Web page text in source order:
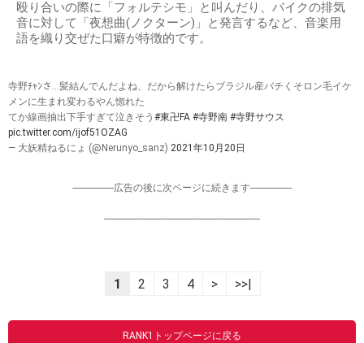
殴り合いの際に「フォルテシモ」と叫んだり、バイクの排気
音に対して「夜想曲(ノクターン)」と発言するなど、音楽用
語を織り交ぜた口癖が特徴的です。
寺野ﾁｬﾝさ…髪結んでんだよね、だから解けたらブラジル産バチくそロン毛イケ
メンに生まれ変わるやん惚れた
てか線画抽出下手すぎて泣きそう #東卍FA #寺野南 #寺野サウス
pic.twitter.com/ijof51OZAG
— 大妖精ねるにょ (@Nerunyo_sanz) 2021年10月20日
-----------------広告の後に次ページに続きます-----------------
----------------------------------------------------------------
1 2 3 4 > >>|
RANK1トップページに戻る